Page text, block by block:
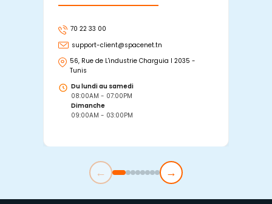
70 22 33 00
support-client@spacenet.tn
56, Rue de L'industrie Charguia I 2035 -
Tunis
Du lundi au samedi
08:00AM - 07:00PM
Dimanche
09:00AM - 03:00PM
← →